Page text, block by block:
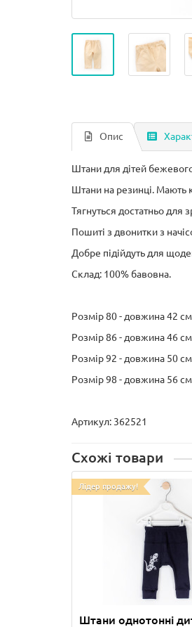
Опис
Штани для дітей
Штани на резинці. Мають
Тягнуться достатньо для
Пошиті з двонитки з
Добре підійдуть для
Склад: 100% бавовна.
Розмір 80 - довжина 42
Розмір 86 - довжина 46
Розмір 92 - довжина 50
Розмір 98 - довжина 56
Артикул: 362521
Схожі товари
Лідер продажу!
Штани однотонні